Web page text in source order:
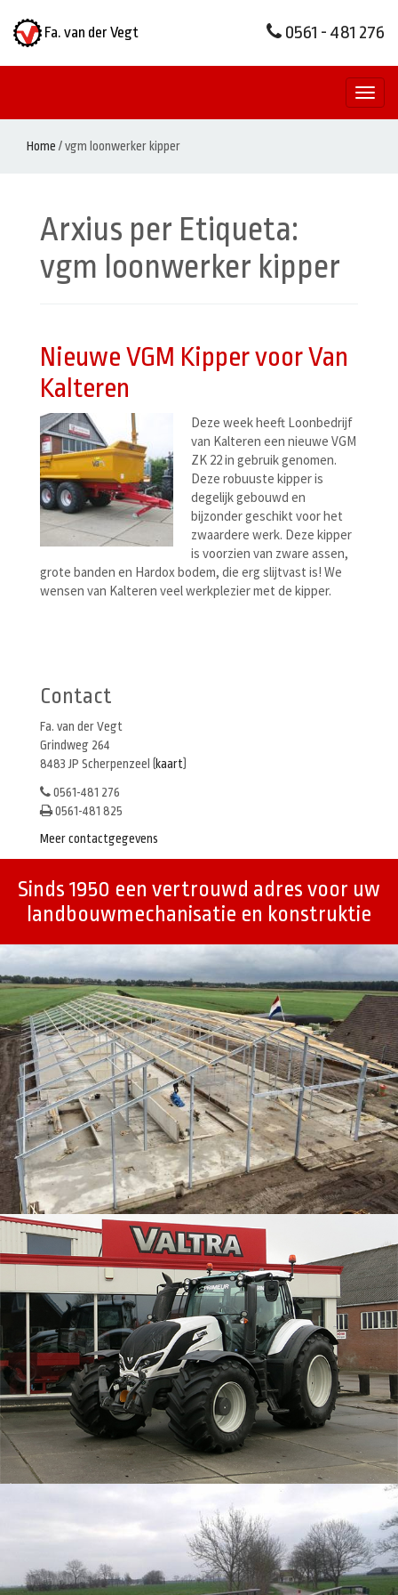
Fa. van der Vegt 0561 - 481 276
Home /vgm loonwerker kipper
Arxius per Etiqueta:
vgm loonwerker kipper
Nieuwe VGM Kipper voor Van
Kalteren
Deze week heeft Loonbedrijf
van Kalteren een nieuwe VGM
ZK 22 in gebruik genomen.
Deze robuuste kipper is
degelijk gebouwd en
bijzonder geschikt voor het
zwaardere werk. Deze kipper
is voorzien van zware assen,
grote banden en Hardox bodem, die erg slijtvast is! We
wensen van Kalteren veel werkplezier met de kipper.
Contact
Fa. van der Vegt
Grindweg 264
8483 JP Scherpenzeel (
kaart
0561-481 276
0561-481 825
Meer contactgegevens
Sinds 1950 een vertrouwd adres voor uw
landbouwmechanisatie en konstruktie